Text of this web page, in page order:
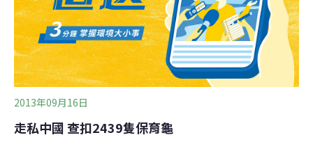
走私，顯示原生龜獵捕是有組織的行為；必須分析整條捕
捉銷售鍊，抓到犯罪集團首腦，才能打擊犯罪、達到保育
的目的。
2013年09月16日
走私中國 查扣2439隻保育龜